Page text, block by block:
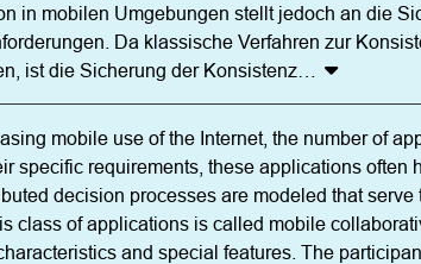
in mobilen Umgebungen stellt jedoch an die
Da klassische Verfahren zur
ist die Sicherung der Konsistenz
mobile use of the Internet, the number of
specific requirements, these applications
decision processes are modeled that
class of applications is called mobile
and special features. The